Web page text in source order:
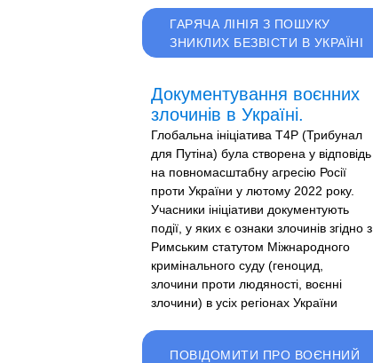
ГАРЯЧА ЛІНІЯ З ПОШУКУ
ЗНИКЛИХ БЕЗВІСТИ В УКРАЇНІ
Документування воєнних
злочинів в Україні.
Глобальна ініціатива T4P (Трибунал
для Путіна) була створена у відповідь
на повномасштабну агресію Росії
проти України у лютому 2022 року.
Учасники ініціативи документують
події, у яких є ознаки злочинів згідно з
Римським статутом Міжнародного
кримінального суду (геноцид,
злочини проти людяності, воєнні
злочини) в усіх регіонах України
ПОВІДОМИТИ ПРО ВОЄННИЙ